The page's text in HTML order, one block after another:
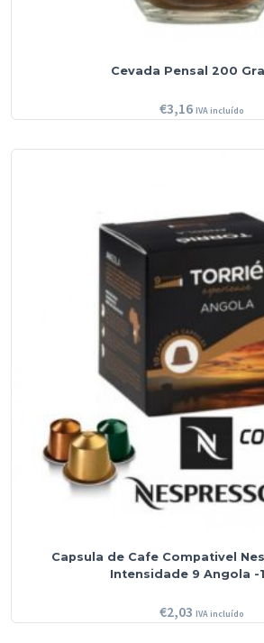
Cevada Pensal 200
€3,16 IVA incluído
Capsula de Cafe Compativel
Intensidade 9 Angola -
€2,03 IVA incluído